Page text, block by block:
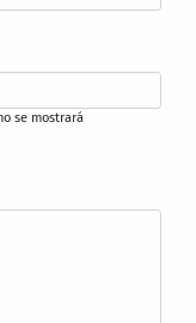
se mostrará